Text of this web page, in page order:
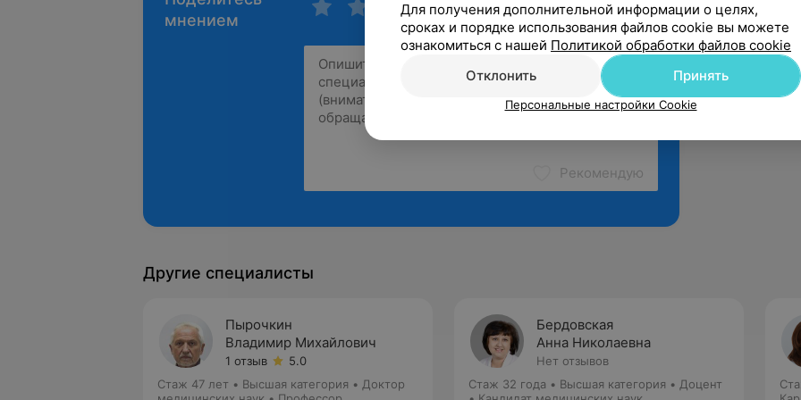
мнением
Рекомендую
Другие специалисты
Пырочкин
Владимир Михайлович
1 отзыв
5.0
Стаж 47 лет • Высшая категория • Доктор
Бердовская
Анна Николаевна
Нет отзывов
Стаж 32 года • Высшая категория • Доцент
Для получения дополнительной информации о целях,
сроках и порядке использования файлов cookie вы можете
ознакомиться с нашей Политикой обработки файлов cookie
Отклонить
Принять
Персональные настройки Cookie